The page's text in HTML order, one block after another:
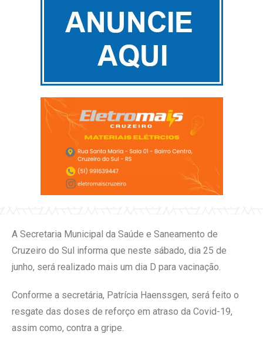
A Secretaria Municipal da Saúde e Saneamento de
Cruzeiro do Sul informa que neste sábado, dia 25 de
junho, será realizado mais um dia D para vacinação.
Conforme a secretária, Patrícia Haenssgen, será feito o
resgate das doses de reforço em atraso da Covid-19,
assim como, contra a gripe.